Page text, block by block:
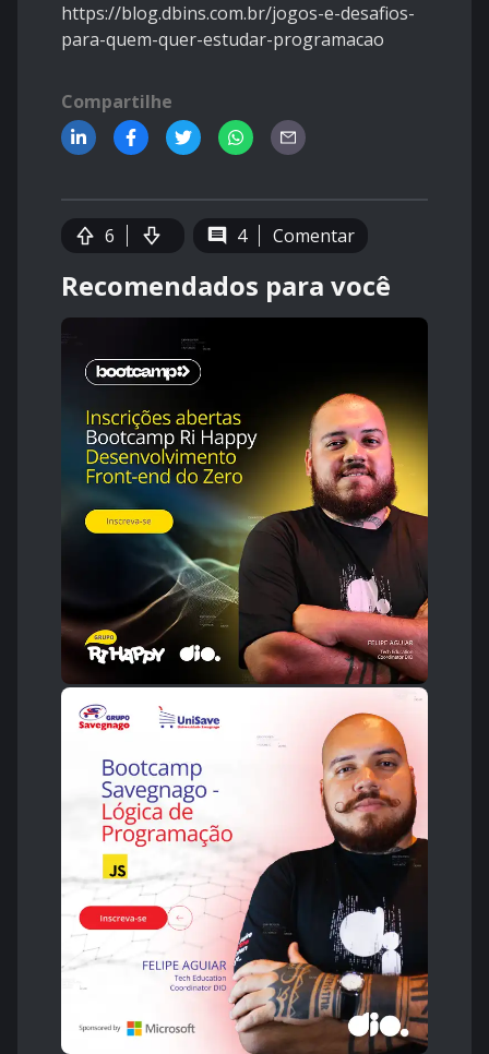
https://blog.dbins.com.br/jogos-e-desafios-
para-quem-quer-estudar-programacao
Compartilhe
6 4 Comentar
Recomendados para você